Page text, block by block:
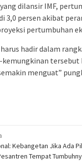
dilansir IMF,
3,0 persen akibat
pertumbuhan
hadir dalam
menguat”
Kebangetan Jika Ada
Tempat